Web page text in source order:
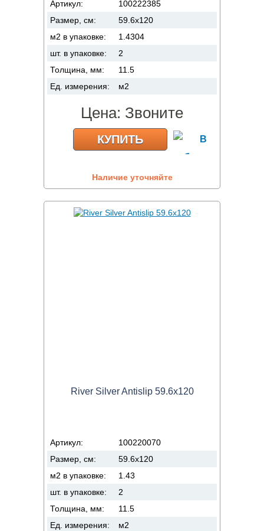
Артикул:
100222385
Размер, см:
59.6x120
м2 в упаковке:
1.4304
шт. в упаковке:
2
Толщина, мм:
11.5
Ед. измерения:
м2
Цена: Звоните
КУПИТЬ
Наличие уточняйте
River Silver Antislip 59.6x120
Артикул:
100220070
Размер, см:
59.6x120
м2 в упаковке:
1.43
шт. в упаковке:
2
Толщина, мм:
11.5
Ед. измерения:
м2